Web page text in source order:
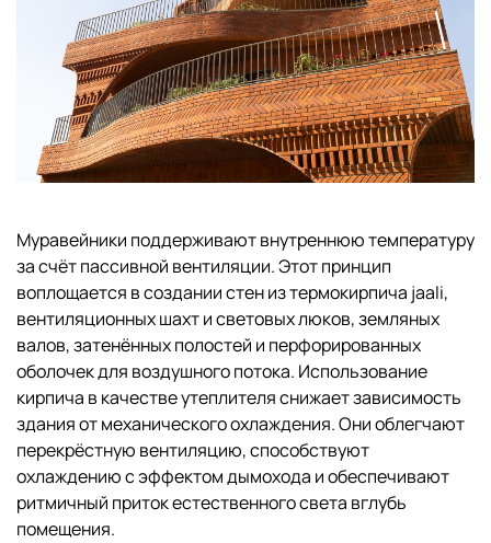
Муравейники поддерживают внутреннюю температуру
за счёт пассивной вентиляции. Этот принцип
воплощается в создании стен из термокирпича jaali,
вентиляционных шахт и световых люков, земляных
валов, затенённых полостей и перфорированных
оболочек для воздушного потока. Использование
кирпича в качестве утеплителя снижает зависимость
здания от механического охлаждения. Они облегчают
перекрёстную вентиляцию, способствуют
охлаждению с эффектом дымохода и обеспечивают
ритмичный приток естественного света вглубь
помещения.